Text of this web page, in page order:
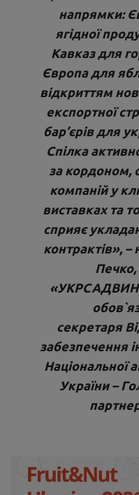
напрямки:
ягідної
Кавказ для
Європа для
відкриттям
експортної
бар’єрів для
Спілка
за кордоном,
компаній у
виставках та
сприяє
контрактів»,
Печко,
секретаря
забезпечення
Національної
України –